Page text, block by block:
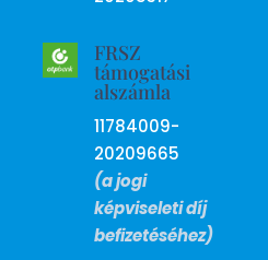
FRSZ
támogatási
alszámla
11784009-
20209665
(a jogi
képviseleti díj
befizetéséhez)